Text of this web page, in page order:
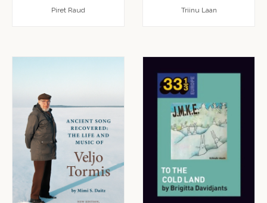
Piret Raud Triinu Laan